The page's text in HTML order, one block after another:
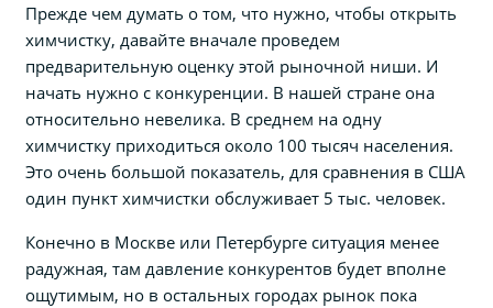
Прежде чем думать о том, что нужно, чтобы открыть
химчистку, давайте вначале проведем
предварительную оценку этой рыночной ниши. И
начать нужно с конкуренции. В нашей стране она
относительно невелика. В среднем на одну
химчистку приходиться около 100 тысяч населения.
Это очень большой показатель, для сравнения в США
один пункт химчистки обслуживает 5 тыс. человек.
Конечно в Москве или Петербурге ситуация менее
радужная, там давление конкурентов будет вполне
ощутимым, но в остальных городах рынок пока